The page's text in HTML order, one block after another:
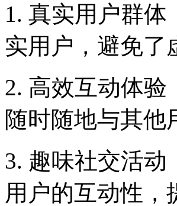
1. 真实用户群
实用户，避免了
2. 高效互动体
随时随地与其他
3. 趣味社交活
用户的互动性，